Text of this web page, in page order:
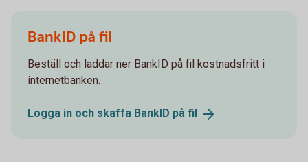
BankID på fil
Beställ och laddar ner BankID på fil kostnadsfritt i
internetbanken.
Logga in och skaffa BankID på fil